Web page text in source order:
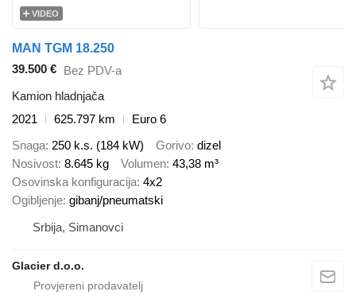
VIDEO
MAN TGM 18.250
39.500 € Bez PDV-a
Kamion hladnjača
2021
625.797 km
Euro 6
Snaga 250 k.s. (184 kW) Gorivo dizel
Nosivost 8.645 kg Volumen 43,38 m³
Osovinska konfiguracija 4x2
Ogibljenje gibanj/pneumatski
Srbija, Simanovci
Glacier d.o.o.